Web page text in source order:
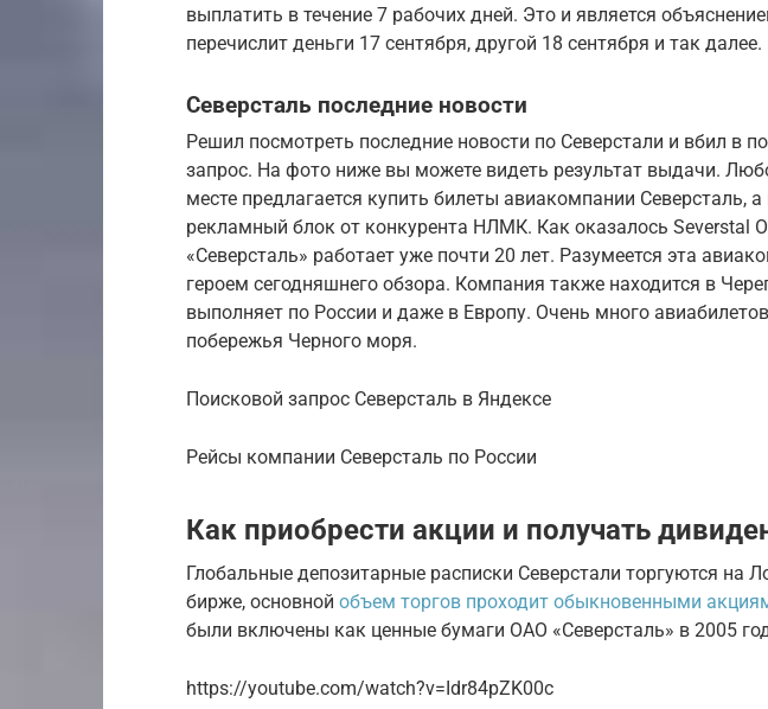
выплатить в течение 7 рабочих дней. Это и является
перечислит деньги 17 сентября, другой 18 сентября и так далее.
Северсталь последние новости
Решил посмотреть последние новости по Северстали и вбил в
запрос. На фото ниже вы можете видеть результат выдачи.
месте предлагается купить билеты авиакомпании Северсталь,
рекламный блок от конкурента НЛМК. Как оказалось Severstal
«Северсталь» работает уже почти 20 лет. Разумеется эта
героем сегодняшнего обзора. Компания также находится в
выполняет по России и даже в Европу. Очень много
побережья Черного моря.
Поисковой запрос Северсталь в Яндексе
Рейсы компании Северсталь по России
Как приобрести акции и получать
Глобальные депозитарные расписки Северстали торгуются на
бирже, основной объем торгов проходит обыкновенными
были включены как ценные бумаги ОАО «Северсталь» в 2005
https://youtube.com/watch?v=Idr84pZK00c